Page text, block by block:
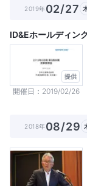
2019年02/27
提供
開催日 2019/02/26
ID&Eホールディン
2018年08/29